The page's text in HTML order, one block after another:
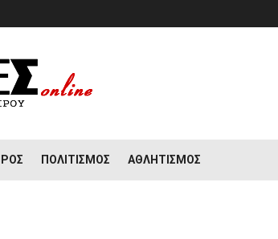
ΠΟΛΙΤΙΣΜΌΣ ΑΘΛΗΤΙΣΜΌΣ